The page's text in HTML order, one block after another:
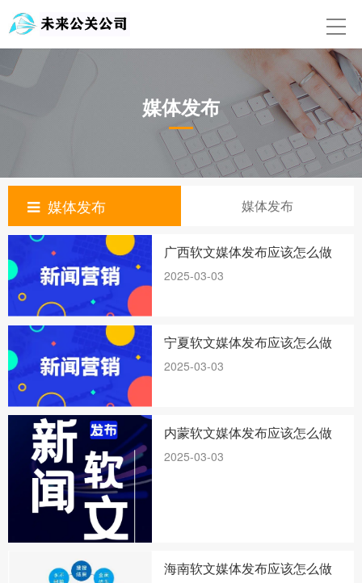
舆情监测公司
媒体发布
公关公司
新闻动态
舆情监测处理公司
联系我们
媒体发布
媒体发布 媒体发布
广西软文媒体发布应该怎么做
2025-03-03
宁夏软文媒体发布应该怎么做
2025-03-03
内蒙软文媒体发布应该怎么做
2025-03-03
海南软文媒体发布应该怎么做